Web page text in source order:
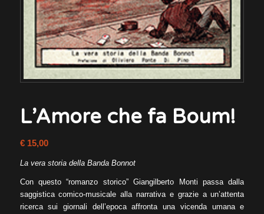
L’Amore che fa Boum!
€15,00
La vera storia della Banda Bonnot
Con questo “romanzo storico” Giangilberto Monti passa dalla
saggistica comico-musicale alla narrativa e grazie a un’attenta
ricerca sui giornali dell’epoca affronta una vicenda umana e